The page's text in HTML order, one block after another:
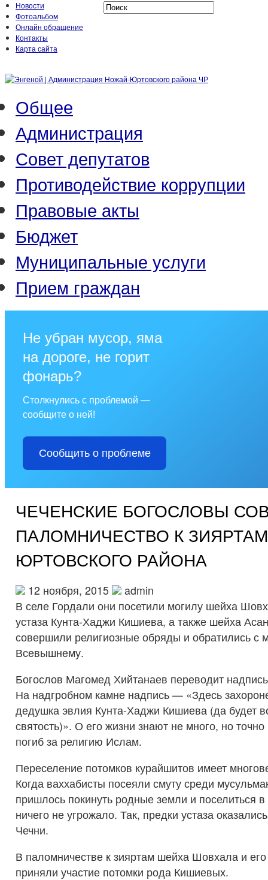
Новости
Фотоальбом
Онлайн обращение
Контакты
Карта сайта
Общее
Администрация
Совет депутатов
Противодействие коррупции
Правовые акты
Бюджет
Муниципальные услуги
Прием граждан
Не убран мусор, яма
на дороге, не горит
фонарь?
Столкнулись с проблемой —
сообщите о ней!
Сообщить о проблеме
ЧЕЧЕНСКИЕ БОГОСЛОВЫ
ПАЛОМНИЧЕСТВО К
ЮРТОВСКОГО РАЙОНА
12 ноября, 2015
admin
В селе Гордали они посетили могилу шейха
устаза Кунта-Хаджи Кишиева, а также шейха
совершили религиозные обряды и обратились с
Всевышнему.
Богослов Магомед Хийтанаев переводит
На надгробном камне надпись — «Здесь
дедушка эвлия Кунта-Хаджи Кишиева (да будет
святость)». О его жизни знают не много, но точно
погиб за религию Ислам.
Переселение потомков курайшитов имеет
Когда ваххабисты посеяли смуту среди
пришлось покинуть родные земли и поселиться в
ничего не угрожало. Так, предки устаза
Чечни.
В паломничестве к зияртам шейха Шовхала и
приняли участие потомки рода Кишиевых.